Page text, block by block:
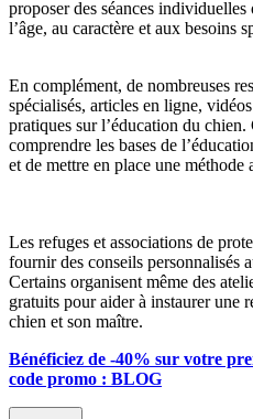
proposer des séances
l’âge, au caractère et aux besoins
En complément, de nombreuses
spécialisés, articles en ligne,
pratiques sur l’éducation du
comprendre les bases de
et de mettre en place une méthode
Les refuges et associations de
fournir des conseils personnalisés
Certains organisent même des
gratuits pour aider à instaurer une
chien et son maître.
Bénéficiez de -40% sur votre
code promo : BLOG